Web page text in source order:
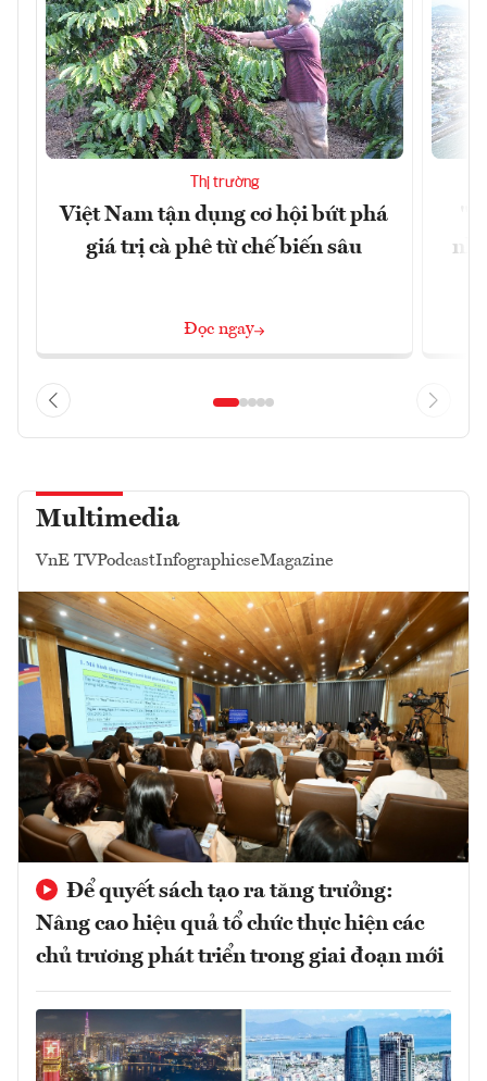
Thị trường
Việt Nam tận dụng cơ hội bứt phá
giá trị cà phê từ chế biến sâu
Đọc ngay
Multimedia
VnE TVPodcastInfographicseMagazine
Để quyết sách tạo ra tăng trưởng:
Nâng cao hiệu quả tổ chức thực hiện các
chủ trương phát triển trong giai đoạn mới